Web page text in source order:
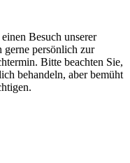
Besuch unserer
persönlich zur
Bitte beachten Sie,
behandeln, aber bemüht